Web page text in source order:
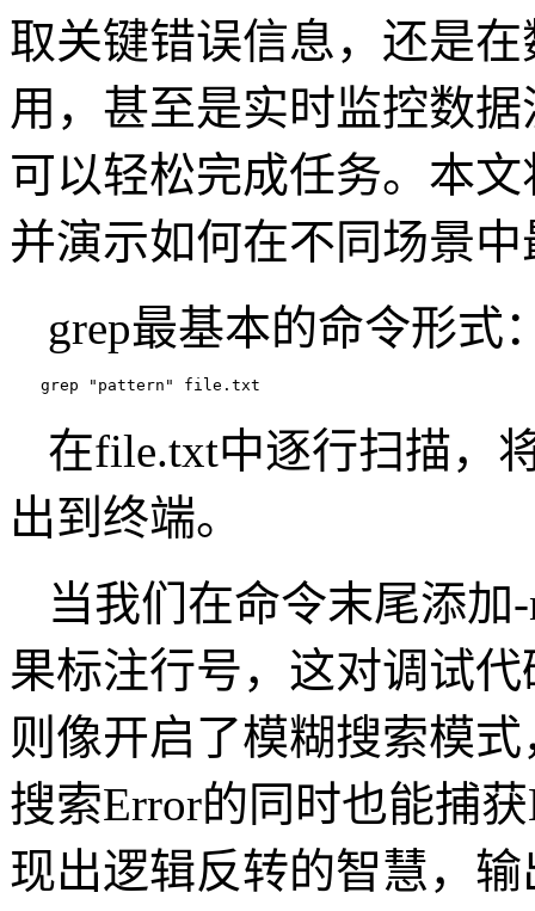
取关键错误信息，还是
用，甚至是实时监控数
可以轻松完成任务。本
并演示如何在不同场景
grep最基本的命令形式
grep "pattern" file.txt
在file.txt中逐行扫描，
出到终端。
当我们在命令末尾添加
果标注行号，这对调试
则像开启了模糊搜索模
搜索Error的同时也能捕
现出逻辑反转的智慧，